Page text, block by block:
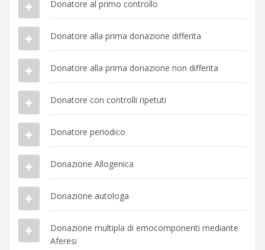
Donatore al primo controllo
Donatore alla prima donazione differita
Donatore alla prima donazione non differita
Donatore con controlli ripetuti
Donatore periodico
Donazione Allogenica
Donazione autologa
Donazione multipla di emocomponenti mediante
Aferesi